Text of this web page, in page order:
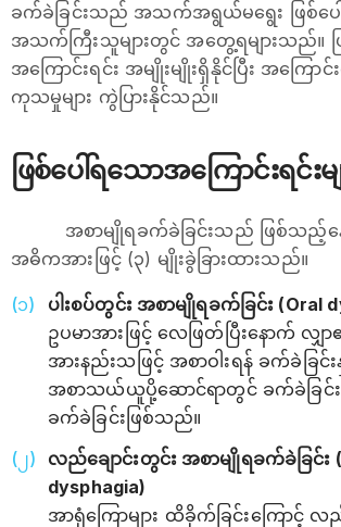
ခက်ခဲခြင်းသည် အသက်အရွယ်မရွေး ဖြစ်ပေ
အသက်ကြီးသူများတွင် အတွေ့ရများသည်။ ဖ
အကြောင်းရင်း အမျိုးမျိုးရှိနိုင်ပြီး အကြော
ကုသမှုများ ကွဲပြားနိုင်သည်။
ဖြစ်ပေါ်ရသောအကြောင်းရင်းမ
အစာမျိုရခက်ခဲခြင်းသည် ဖြစ်သည့်
အဓိကအားဖြင့် (၃) မျိုးခွဲခြားထားသည်။
ပါးစပ်တွင်း အစာမျိုရခက်ခြင်း (Oral
ဥပမာအားဖြင့် လေဖြတ်ပြီးနောက် လ
အားနည်းသဖြင့် အစာဝါးရန် ခက်ခဲခြင်
အစာသယ်ယူပို့ဆောင်ရာတွင် ခက်ခဲခြင်း
ခက်ခဲခြင်းဖြစ်သည်။
လည်ချောင်းတွင်း အစာမျိုရခက်ခဲခြင်း
dysphagia)
အာရုံကြောများ ထိခိုက်ခြင်းကြောင့် လ